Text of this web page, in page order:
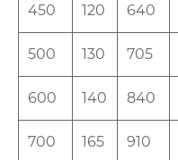
450 120 640
500 130 705
600 140 840
700 165 910